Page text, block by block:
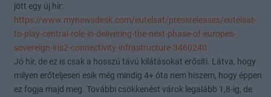
jött egy új hír:
https://www.mynewsdesk.com/eutelsat/pressreleases/eutelsat-
to-play-central-role-in-delivering-the-next-phase-of-europes-
sovereign-iris2-connectivity-infrastructure-3460240
Jó hír, de ez is csak a hosszú távú kilátásokat erősíti. Látva, hogy
milyen erőteljesen esik még mindig 4+ óta nem hiszem, hogy éppen
ez fogja majd meg. További csökkenést várok legalább 1,8-ig, de